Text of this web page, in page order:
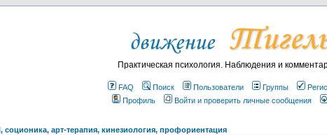
Практическая психология. Наблюдения и
FAQ Поиск Пользователи Группы
Профиль
Войти и проверить личные сообщения
арт-терапия, кинезиология, профориентация